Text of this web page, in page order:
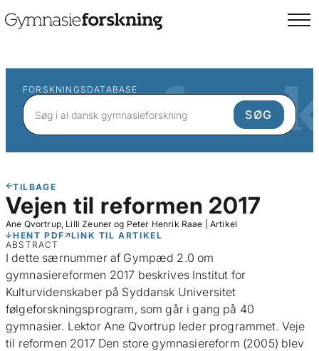
FORSKNINGSDATABASE
TILBAGE
Vejen til reformen 2017
Ane Qvortrup, Lilli Zeuner og Peter Henrik Raae |Artikel
HENT PDF
LINK TIL ARTIKEL
ABSTRACT
I dette særnummer af Gympæd 2.0 om
gymnasiereformen 2017 beskrives Institut for
Kulturvidenskaber på Syddansk Universitet
følgeforskningsprogram, som går i gang på 40
gymnasier. Lektor Ane Qvortrup leder programmet. Veje
til reformen 2017 Den store gymnasiereform (2005) blev